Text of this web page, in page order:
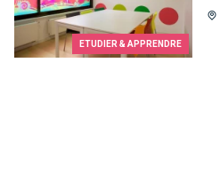
ETUDIER & APPRENDRE